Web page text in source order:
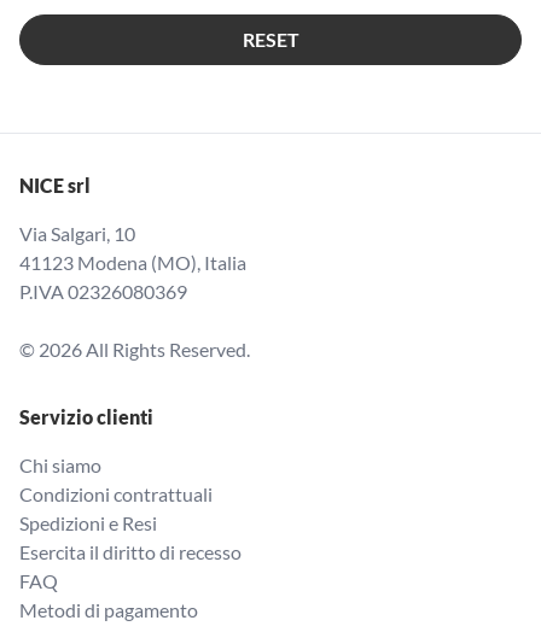
RESET
NICE srl
Via Salgari, 10
41123 Modena (MO), Italia
P.IVA 02326080369
© 2026 All Rights Reserved.
Servizio clienti
Chi siamo
Condizioni contrattuali
Spedizioni e Resi
Esercita il diritto di recesso
FAQ
Metodi di pagamento